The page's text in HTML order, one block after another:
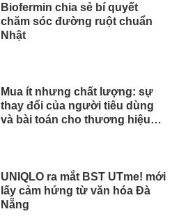
Biofermin chia sẻ bí quyết
chăm sóc đường ruột chuẩn
Nhật
Mua ít nhưng chất lượng: sự
thay đổi của người tiêu dùng
và bài toán cho thương hiệu
UNIQLO ra mắt BST UTme! mới
lấy cảm hứng từ văn hóa Đà
Nẵng